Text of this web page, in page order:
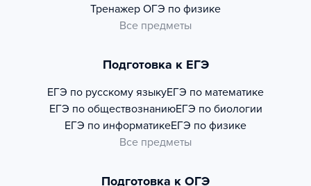
Тренажер ОГЭ по физике
Все предметы
Подготовка к ЕГЭ
ЕГЭ по русскому языкуЕГЭ по математике
ЕГЭ по обществознаниюЕГЭ по биологии
ЕГЭ по информатикеЕГЭ по физике
Все предметы
Подготовка к ОГЭ